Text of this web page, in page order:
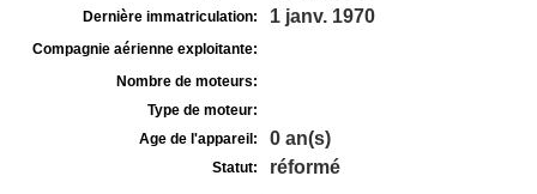
Dernière immatriculation: 1 janv. 1970
Compagnie aérienne exploitante:
Nombre de moteurs:
Type de moteur:
Age de l'appareil:
0 an(s)
Statut: réformé